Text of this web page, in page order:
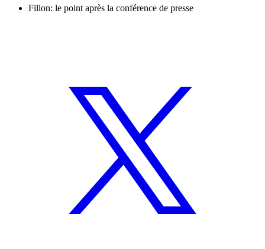
Fillon: le point après la conférence de presse